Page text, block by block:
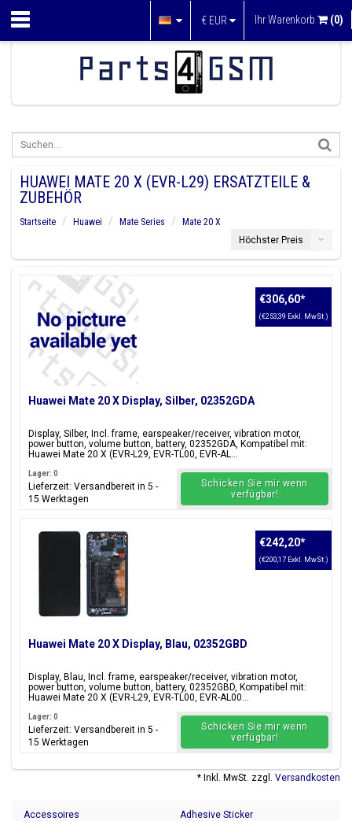
€ EUR Ihr Warenkorb (0)
HUAWEI MATE 20 X (EVR-L29) ERSATZTEILE &
ZUBEHÖR
Startseite Huawei Mate Series
Mate 20 X
Höchster Preis
Huawei Mate 20 X Display, Silber, 02352GDA
Display, Silber, Incl. frame, earspeaker/receiver, vibration motor,
power button, volume button, battery, 02352GDA, Kompatibel mit:
Huawei Mate 20 X (EVR-L29, EVR-TL00, EVR-AL...
€306,60*
(€253,39 Exkl. MwSt.)
Lager: 0
Lieferzeit: Versandbereit in 5 -
15 Werktagen
Schicken Sie mir wenn
verfügbar!
Huawei Mate 20 X Display, Blau, 02352GBD
Display, Blau, Incl. frame, earspeaker/receiver, vibration motor,
power button, volume button, battery, 02352GBD, Kompatibel mit:
Huawei Mate 20 X (EVR-L29, EVR-TL00, EVR-AL00...
€242,20*
(€200,17 Exkl. MwSt.)
Lager: 0
Lieferzeit: Versandbereit in 5 -
15 Werktagen
Schicken Sie mir wenn
verfügbar!
* Inkl. MwSt. zzgl. Versandkosten
Accessoires
Adhesive Sticker